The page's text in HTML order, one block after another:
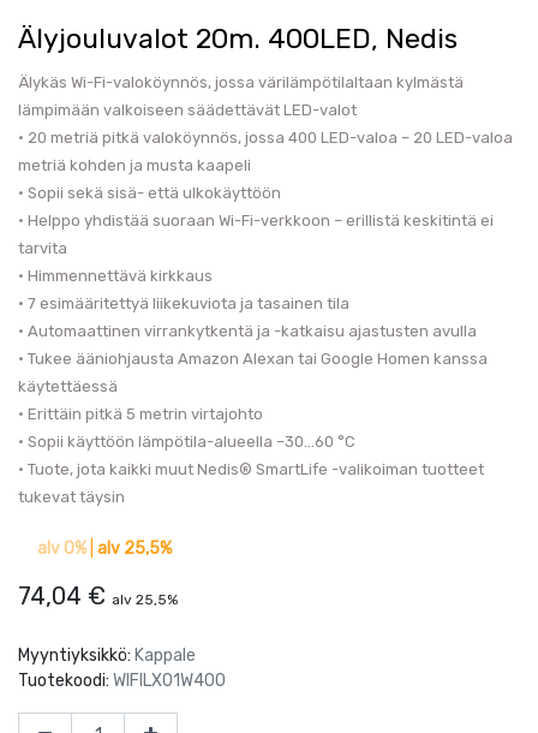
Älyjouluvalot 20m. 400LED, Nedis
Älykäs Wi-Fi-valoköynnös, jossa värilämpötilaltaan kylmästä
lämpimään valkoiseen säädettävät LED-valot
• 20 metriä pitkä valoköynnös, jossa 400 LED-valoa – 20 LED-valoa
metriä kohden ja musta kaapeli
• Sopii sekä sisä- että ulkokäyttöön
• Helppo yhdistää suoraan Wi-Fi-verkkoon – erillistä keskitintä ei
tarvita
• Himmennettävä kirkkaus
• 7 esimääritettyä liikekuviota ja tasainen tila
• Automaattinen virrankytkentä ja -katkaisu ajastusten avulla
• Tukee ääniohjausta Amazon Alexan tai Google Homen kanssa
käytettäessä
• Erittäin pitkä 5 metrin virtajohto
• Sopii käyttöön lämpötila-alueella –30…60 °C
• Tuote, jota kaikki muut Nedis® SmartLife -valikoiman tuotteet
tukevat täysin
alv 0%| alv 25,5%
74,04 € alv 25,5%
Myyntiyksikkö: Kappale
Tuotekoodi: WIFILX01W400